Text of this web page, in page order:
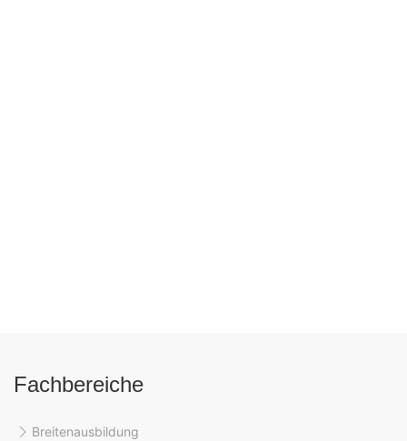
Fachbereiche
Breitenausbildung